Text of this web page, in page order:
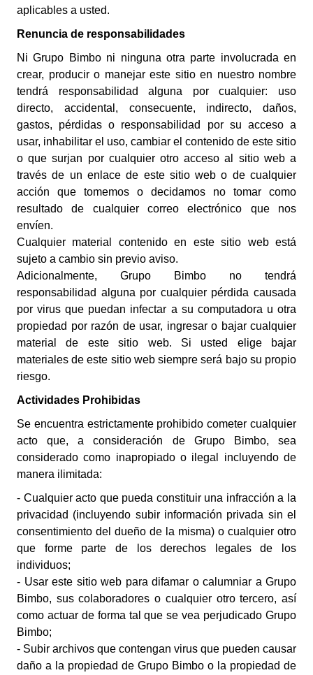
aplicables a usted.
Renuncia de responsabilidades
Ni Grupo Bimbo ni ninguna otra parte involucrada en
crear, producir o manejar este sitio en nuestro nombre
tendrá responsabilidad alguna por cualquier: uso
directo, accidental, consecuente, indirecto, daños,
gastos, pérdidas o responsabilidad por su acceso a
usar, inhabilitar el uso, cambiar el contenido de este sitio
o que surjan por cualquier otro acceso al sitio web a
través de un enlace de este sitio web o de cualquier
acción que tomemos o decidamos no tomar como
resultado de cualquier correo electrónico que nos
envíen.
Cualquier material contenido en este sitio web está
sujeto a cambio sin previo aviso.
Adicionalmente, Grupo Bimbo no tendrá
responsabilidad alguna por cualquier pérdida causada
por virus que puedan infectar a su computadora u otra
propiedad por razón de usar, ingresar o bajar cualquier
material de este sitio web. Si usted elige bajar
materiales de este sitio web siempre será bajo su propio
riesgo.
Actividades Prohibidas
Se encuentra estrictamente prohibido cometer cualquier
acto que, a consideración de Grupo Bimbo, sea
considerado como inapropiado o ilegal incluyendo de
manera ilimitada:
- Cualquier acto que pueda constituir una infracción a la
privacidad (incluyendo subir información privada sin el
consentimiento del dueño de la misma) o cualquier otro
que forme parte de los derechos legales de los
individuos;
- Usar este sitio web para difamar o calumniar a Grupo
Bimbo, sus colaboradores o cualquier otro tercero, así
como actuar de forma tal que se vea perjudicado Grupo
Bimbo;
- Subir archivos que contengan virus que pueden causar
daño a la propiedad de Grupo Bimbo o la propiedad de